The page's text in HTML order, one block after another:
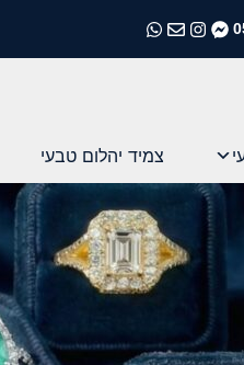
התקשרו אלינו
התקשרו אלינו
התקשרו אלינו
התקשרו אלינו
צמיד יהלום טבעי